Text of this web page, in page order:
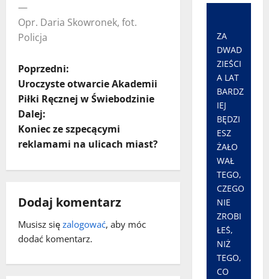
—
Opr. Daria Skowronek, fot.
Policja
Z
o
b
a
c
z
w
p
Poprzedni:
Uroczyste otwarcie Akademii
Piłki Ręcznej w Świebodzinie
Dalej:
Koniec ze szpecącymi
reklamami na ulicach miast?
Dodaj komentarz
Musisz się zalogować, aby móc
dodać komentarz.
ZA
DWAD
ZIEŚCI
A LAT
BARDZ
IEJ
BĘDZI
ESZ
ŻAŁO
WAŁ
TEGO,
CZEGO
NIE
ZROBI
ŁEŚ,
NIŻ
TEGO,
CO